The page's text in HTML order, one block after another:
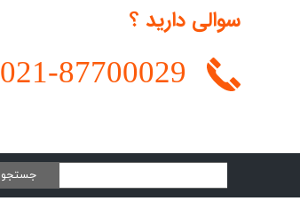
سوالی دارید ؟
021-87700029
جستجو